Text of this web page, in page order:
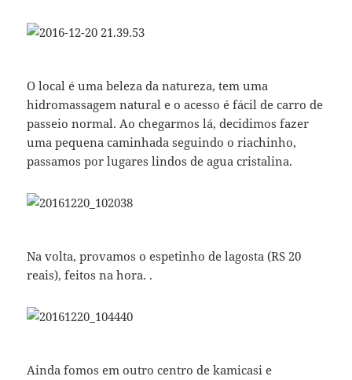
O local é uma beleza da natureza, tem uma
hidromassagem natural e o acesso é fácil de carro de
passeio normal. Ao chegarmos lá, decidimos fazer
uma pequena caminhada seguindo o riachinho,
passamos por lugares lindos de agua cristalina.
Na volta, provamos o espetinho de lagosta (RS 20
reais), feitos na hora. .
Ainda fomos em outro centro de kamicasi e